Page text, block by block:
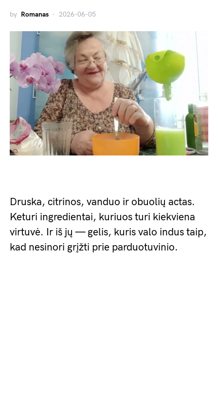
by Romanas 2026-06-05
Druska, citrinos, vanduo ir obuolių actas.
Keturi ingredientai, kuriuos turi kiekviena
virtuvė. Ir iš jų — gelis, kuris valo indus taip,
kad nesinori grįžti prie parduotuvinio.